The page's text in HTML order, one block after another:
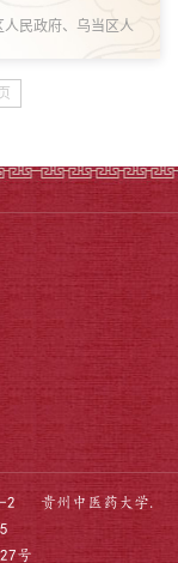
民政府、乌当区人
一楼会议室举行。仪
校对...
2 贵州中医药大学.
号